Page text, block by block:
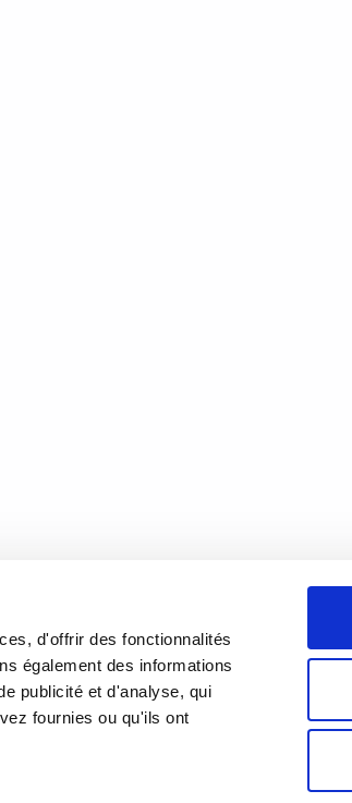
d'offrir des fonctionnalités
également des informations
publicité et d'analyse, qui
fournies ou qu'ils ont
mercredi: 9h00 à 18h00
9h00 à 21h00
à 17h00
:10h00 à 17h00
À PROPOS
ÉQUIPE